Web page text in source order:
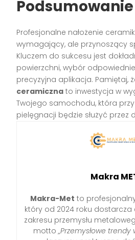
Podsumowanie
Profesjonalne nałożenie
wymagający, ale przynoszący
Kluczem do sukcesu jest
powierzchni, wybór
precyzyjna aplikacja. Pamiętaj,
ceramiczna to inwestycja w
Twojego samochodu, która
pielęgnacji będzie służyć przez
Makra
Makra-Met to
który od 2024 roku dostarcza
zakresu przemysłu
motto„Przemysłowe